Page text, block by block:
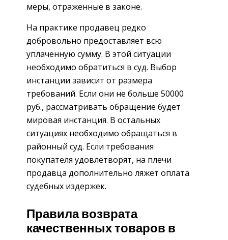
меры, отраженные в законе.
На практике продавец редко
добровольно предоставляет всю
уплаченную сумму. В этой ситуации
необходимо обратиться в суд. Выбор
инстанции зависит от размера
требований. Если они не больше 50000
руб., рассматривать обращение будет
мировая инстанция. В остальных
ситуациях необходимо обращаться в
районный суд. Если требования
покупателя удовлетворят, на плечи
продавца дополнительно ляжет оплата
судебных издержек.
Правила возврата
качественных товаров в